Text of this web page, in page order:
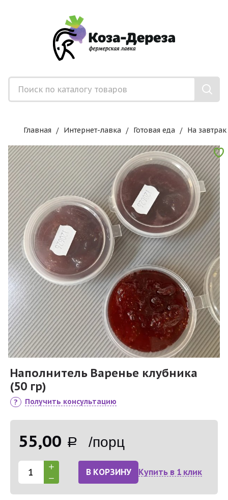
Главная Интернет-лавка Готовая еда На завтрак
Наполнитель Варенье клубника
(50 гр)
Получить консультацию
55,00 Р /порц
В КОРЗИНУ Купить в 1 клик